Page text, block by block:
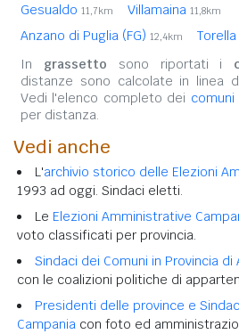
Gesualdo 11,7km Villamaina 11,8km
Anzano di Puglia (FG) 12,4km
In grassetto sono riportati i
distanze sono calcolate in linea
Vedi l'elenco completo dei
per distanza.
Vedi anche
L'archivio storico delle Elezioni
1993 ad oggi. Sindaci eletti.
Le Elezioni Amministrative
voto classificati per provincia.
Sindaci dei Comuni in Provincia di
con le coalizioni politiche di
Presidenti delle province e
Campania con foto ed